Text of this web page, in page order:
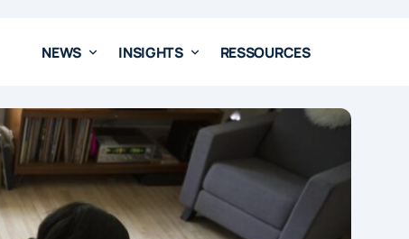
NEWS INSIGHTS RESSOURCES